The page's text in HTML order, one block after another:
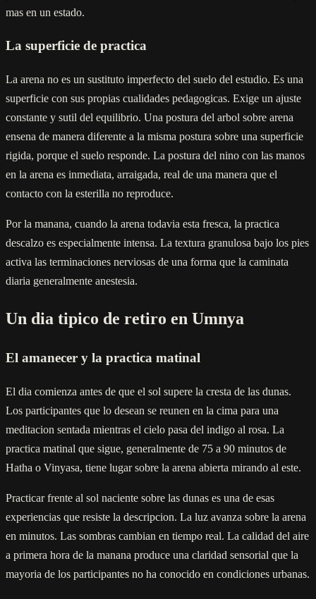
mas en un estado.
La superficie de practica
La arena no es un sustituto imperfecto del suelo del estudio. Es una
superficie con sus propias cualidades pedagogicas. Exige un ajuste
constante y sutil del equilibrio. Una postura del arbol sobre arena
ensena de manera diferente a la misma postura sobre una superficie
rigida, porque el suelo responde. La postura del nino con las manos
en la arena es inmediata, arraigada, real de una manera que el
contacto con la esterilla no reproduce.
Por la manana, cuando la arena todavia esta fresca, la practica
descalzo es especialmente intensa. La textura granulosa bajo los pies
activa las terminaciones nerviosas de una forma que la caminata
diaria generalmente anestesia.
Un dia tipico de retiro en Umnya
El amanecer y la practica matinal
El dia comienza antes de que el sol supere la cresta de las dunas.
Los participantes que lo desean se reunen en la cima para una
meditacion sentada mientras el cielo pasa del indigo al rosa. La
practica matinal que sigue, generalmente de 75 a 90 minutos de
Hatha o Vinyasa, tiene lugar sobre la arena abierta mirando al este.
Practicar frente al sol naciente sobre las dunas es una de esas
experiencias que resiste la descripcion. La luz avanza sobre la arena
en minutos. Las sombras cambian en tiempo real. La calidad del aire
a primera hora de la manana produce una claridad sensorial que la
mayoria de los participantes no ha conocido en condiciones urbanas.